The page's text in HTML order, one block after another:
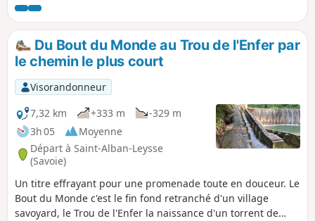
des Bauges par les Chavonnes et le Château de la Bâtie
jusqu'à atteindre les hauteurs surplombant le bout du
monde (Saint-Alban-Leysse) et la rivière de la Leysse.
Du Bout du Monde au Trou de l'Enfer par
le chemin le plus court
Visorandonneur
7,32 km
+333 m
-329 m
3h 05
Moyenne
Départ à Saint-Alban-Leysse
(Savoie)
Un titre effrayant pour une promenade toute en douceur. Le
Bout du Monde c'est le fin fond retranché d'un village
savoyard, le Trou de l'Enfer la naissance d'un torrent de